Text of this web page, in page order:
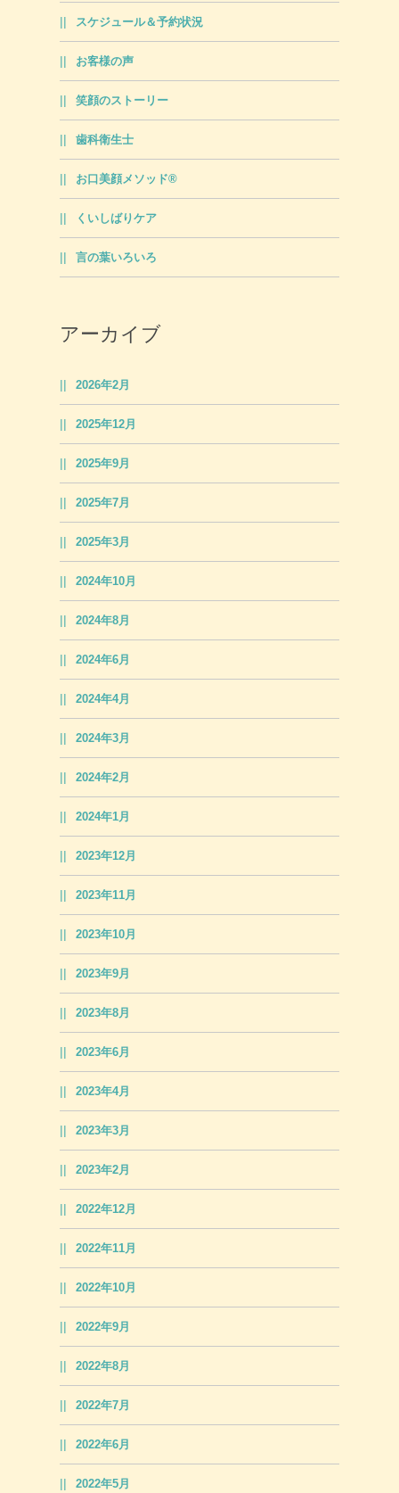
スケジュール＆予約状況
お客様の声
笑顔のストーリー
歯科衛生士
お口美顔メソッド®
くいしばりケア
言の葉いろいろ
アーカイブ
2026年2月
2025年12月
2025年9月
2025年7月
2025年3月
2024年10月
2024年8月
2024年6月
2024年4月
2024年3月
2024年2月
2024年1月
2023年12月
2023年11月
2023年10月
2023年9月
2023年8月
2023年6月
2023年4月
2023年3月
2023年2月
2022年12月
2022年11月
2022年10月
2022年9月
2022年8月
2022年7月
2022年6月
2022年5月